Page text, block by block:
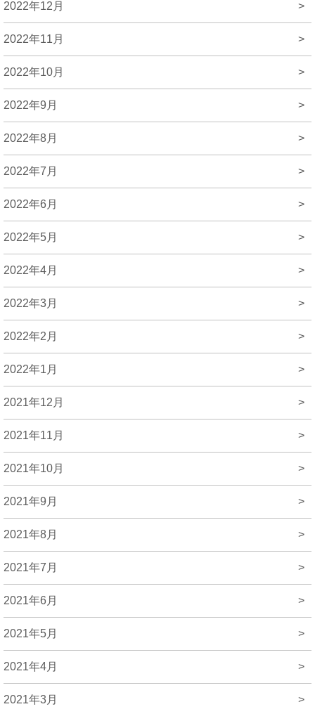
2022年12月 >
2022年11月 >
2022年10月 >
2022年9月 >
2022年8月 >
2022年7月 >
2022年6月 >
2022年5月 >
2022年4月 >
2022年3月 >
2022年2月 >
2022年1月 >
2021年12月 >
2021年11月 >
2021年10月 >
2021年9月 >
2021年8月 >
2021年7月 >
2021年6月 >
2021年5月 >
2021年4月 >
2021年3月 >